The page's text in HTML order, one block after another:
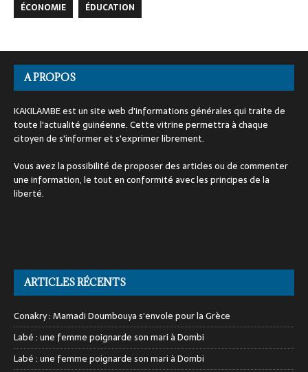
ÉCONOMIE
ÉDUCATION
A PROPOS
KAKILAMBE est un site web d'informations générales qui traite de
toute l'actualité guinéenne. Cette vitrine permettra à chaque
citoyen de s'informer et s'exprimer librement.
Vous avez la possibilité de proposer des articles ou de commenter
une information, le tout en conformité avec les principes de la
liberté.
ARTICLES RÉCENTS
Conakry : Mamadi Doumbouya s’envole pour la Grèce
Labé : une femme poignarde son mari à Dombi
Labé : une femme poignarde son mari à Dombi